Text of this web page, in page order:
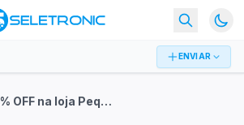
ENVIAR
2% OFF na loja Pequito